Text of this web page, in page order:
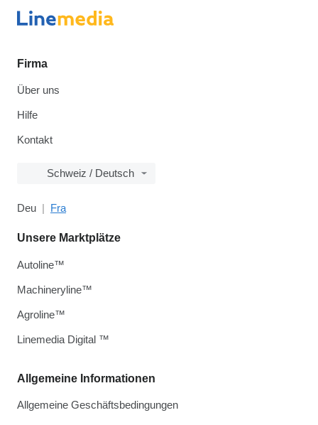
Firma
Über uns
Hilfe
Kontakt
Schweiz / Deutsch
Deu Fra
Allgemeine Informationen
Allgemeine Geschäftsbedingungen
Unsere Marktplätze
Autoline™
Machineryline™
Agroline™
Linemedia Digital ™